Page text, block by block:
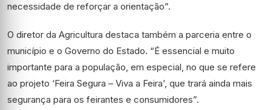
necessidade de reforçar a orientação”.
O diretor da Agricultura destaca também a parceria entre o
município e o Governo do Estado. “É essencial e muito
importante para a população, em especial, no que se refere
ao projeto ‘Feira Segura – Viva a Feira’, que trará ainda mais
segurança para os feirantes e consumidores”.